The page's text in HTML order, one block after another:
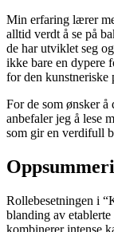
Min erfaring lærer
alltid verdt å se på
de har utviklet seg
ikke bare en dypere
for den kunstneriske
For de som ønsker
anbefaler jeg å lese
som gir en verdifull
Rollebesetningen i
blanding av
kombinerer intense